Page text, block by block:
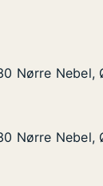
Nørre Nebel,
Nørre Nebel,
Nørre Nebel,
Nørre Nebel,